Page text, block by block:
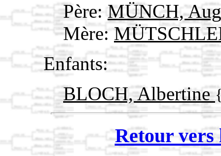
Père: MÜNCH,
Mère:
Enfants:
BLOCH, Albertine
Retour vers